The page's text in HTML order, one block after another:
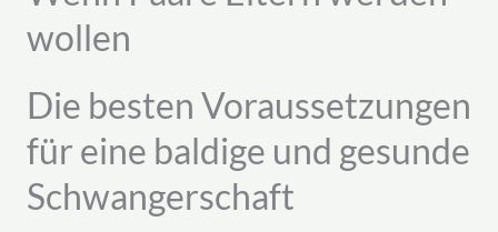
wollen
Die besten Voraussetzungen
für eine baldige und gesunde
Schwangerschaft